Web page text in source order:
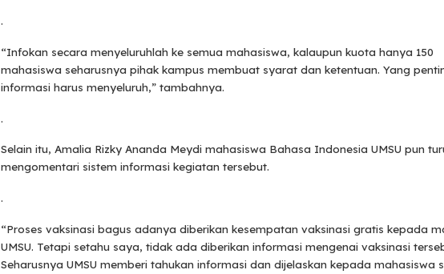
.
“Infokan secara menyeluruhlah ke semua mahasiswa, kalaupun kuota hanya 150
mahasiswa seharusnya pihak kampus membuat syarat dan ketentuan. Yang
informasi harus menyeluruh,” tambahnya.
.
Selain itu, Amalia Rizky Ananda Meydi mahasiswa Bahasa Indonesia UMSU pun
mengomentari sistem informasi kegiatan tersebut.
.
“Proses vaksinasi bagus adanya diberikan kesempatan vaksinasi gratis kepada
UMSU. Tetapi setahu saya, tidak ada diberikan informasi mengenai vaksinasi
Seharusnya UMSU memberi tahukan informasi dan dijelaskan kepada mahasiswa